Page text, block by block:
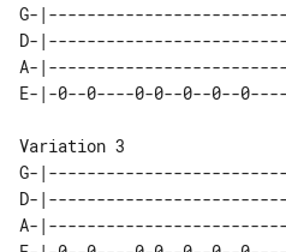
G-
D-
A-
E-|-0--0----0-0--0--0--
Variation 3
G-
D-
A-